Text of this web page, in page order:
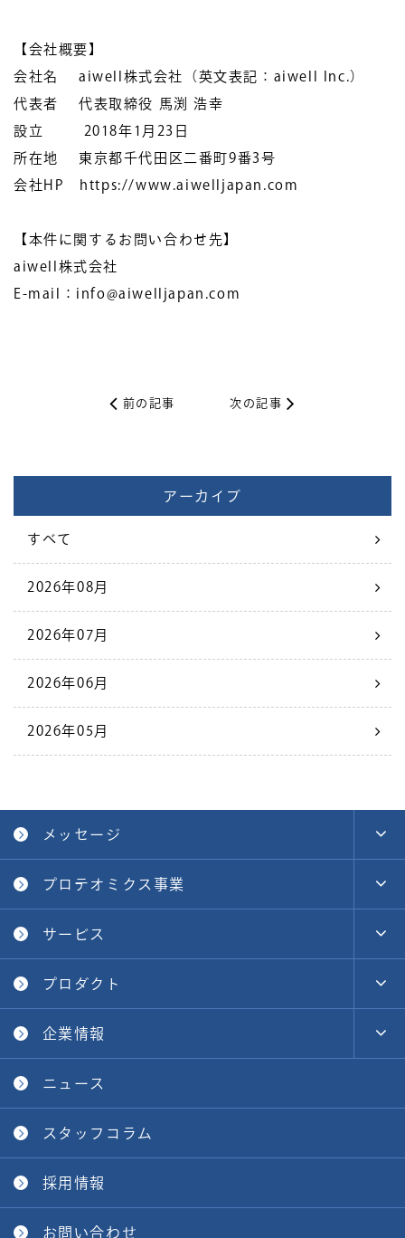
【会社概要】
会社名 aiwell株式会社（英文表記：aiwell Inc.）
代表者 代表取締役 馬渕 浩幸
設立 2018年1月23日
所在地 東京都千代田区二番町9番3号
会社HP https://www.aiwelljapan.com
【本件に関するお問い合わせ先】
aiwell株式会社
E-mail：info@aiwelljapan.com
前の記事 次の記事
アーカイブ
すべて
2026年08月
2026年07月
2026年06月
2026年05月
メッセージ
プロテオミクス事業
サービス
プロダクト
企業情報
ニュース
スタッフコラム
採用情報
お問い合わせ